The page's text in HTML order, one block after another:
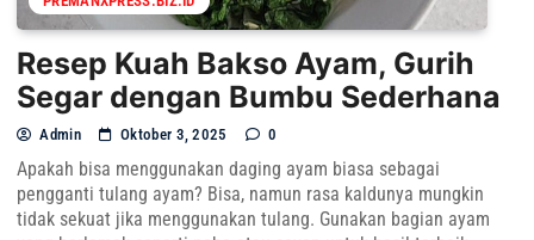
Resep Kuah Bakso Ayam, Gurih
Segar dengan Bumbu Sederhana
Admin Oktober 3, 2025 0
Apakah bisa menggunakan daging ayam biasa sebagai
pengganti tulang ayam? Bisa, namun rasa kaldunya mungkin
tidak sekuat jika menggunakan tulang. Gunakan bagian ayam